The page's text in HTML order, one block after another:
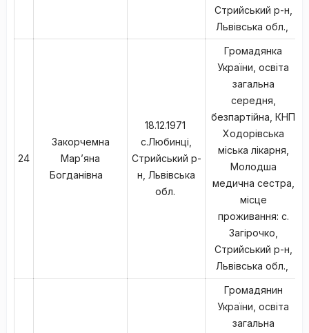
Стрийський р-н,
Львівська обл.,
24
Закорчемна
Мар’яна
Богданівна
18.12.1971
с.Любинці,
Стрийський р-
н, Львівська
обл.
Громадянка
України, освіта
загальна
середня,
безпартійна, КНП
Ходорівська
міська лікарня,
Молодша
медична сестра,
місце
проживання: с.
Загірочко,
Стрийський р-н,
Львівська обл.,
Громадянин
України, освіта
загальна